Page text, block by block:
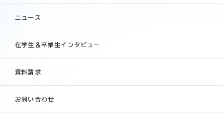
ニュース
在学生＆卒業生インタビュー
資料請求
お問い合わせ